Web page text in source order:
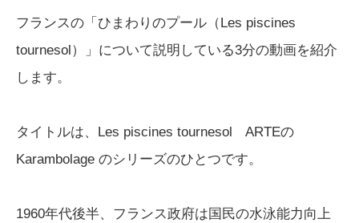
フランスの「ひまわりのプール（Les piscines
tournesol）」について説明している3分の動画を紹介
します。
タイトルは、Les piscines tournesol ARTEの
Karambolage のシリーズのひとつです。
1960年代後半、フランス政府は国民の水泳能力向上